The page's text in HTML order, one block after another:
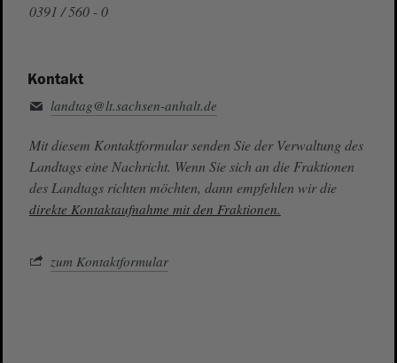
0391 / 560 - 0
Kontakt
landtag@lt.sachsen-anhalt.de
Mit diesem Kontaktformular senden Sie der Verwaltung des
Landtags eine Nachricht. Wenn Sie sich an die Fraktionen
des Landtags richten möchten, dann empfehlen wir die
direkte Kontaktaufnahme mit den Fraktionen.
zum Kontaktformular